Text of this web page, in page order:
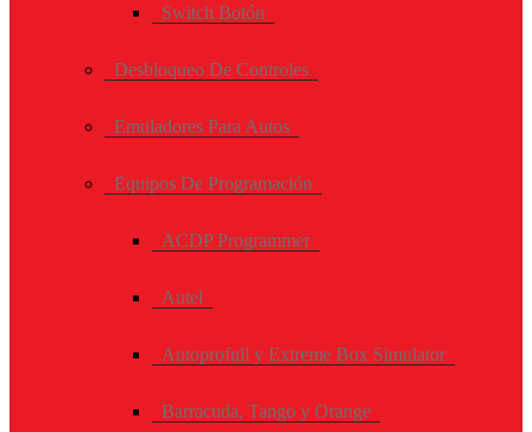
Switch Botón
Desbloqueo De Controles
Emuladores Para Autos
Equipos De Programación
ACDP Programmer
Autel
Autoprofull y Extreme Box Simulator
Barracuda, Tango y Orange